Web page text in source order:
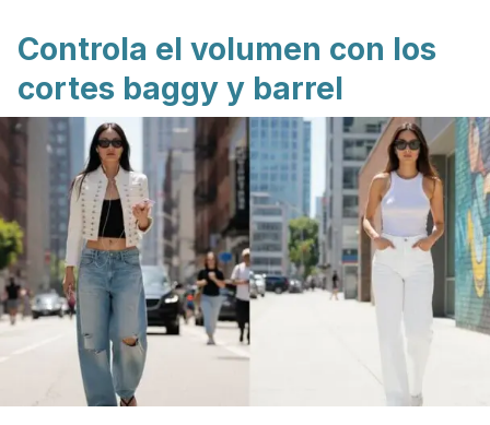
Controla el volumen con los
cortes baggy y barrel